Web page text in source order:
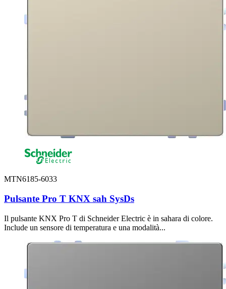
MTN6185-6033
Pulsante Pro T KNX sah SysDs
Il pulsante KNX Pro T di Schneider Electric è in sahara di colore.
Include un sensore di temperatura e una modalità...